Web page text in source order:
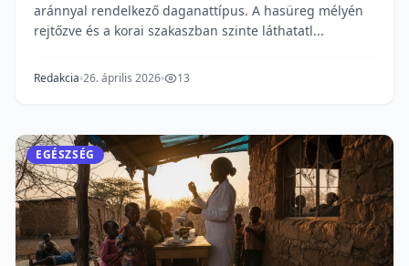
aránnyal rendelkező daganattípus. A hasüreg mélyén
rejtőzve és a korai szakaszban szinte láthatatl...
Redakcia 26. április 2026 13
EGÉSZSÉG